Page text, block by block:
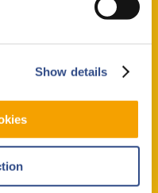
Show details